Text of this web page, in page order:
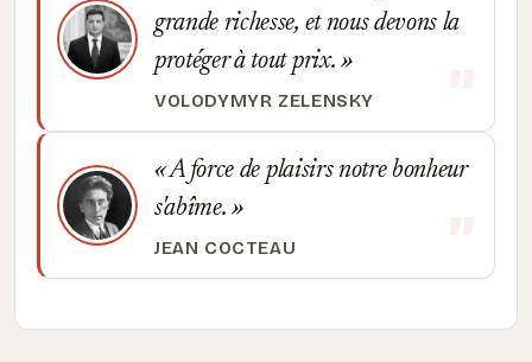
grande richesse, et nous devons la
protéger à tout prix.
VOLODYMYR ZELENSKY
A force de plaisirs notre bonheur
s'abîme.
JEAN COCTEAU